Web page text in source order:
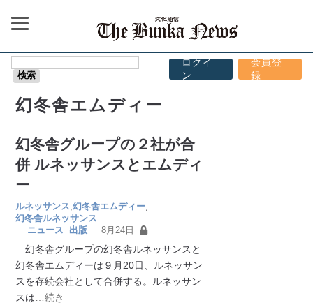
ログイ
ン
会員登
録
幻冬舎エムディー
幻冬舎グループの２社が合
併 ルネッサンスとエムディ
ー
ルネッサンス ,幻冬舎エムディー
幻冬舎ルネッサンス
｜
ニュース 出版 8月24日
幻冬舎グループの幻冬舎ルネッサンスと
幻冬舎エムディーは９月20日、ルネッサン
スを存続会社として合併する。ルネッサン
スは …続き